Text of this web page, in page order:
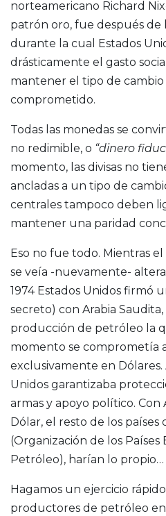
norteamericano Richard
patrón oro, fue después de
durante la cual Estados
drásticamente el gasto
mantener el tipo de cambio
comprometido.
Todas las monedas se
no redimible, o “dinero
momento, las divisas no
ancladas a un tipo de
centrales tampoco deben
mantener una paridad
Eso no fue todo. Mientras
se veía -nuevamente-
1974 Estados Unidos firmó
secreto) con Arabia
producción de petróleo la
momento se comprometía
exclusivamente en Dólares.
Unidos garantizaba
armas y apoyo político. Con
Dólar, el resto de los países
(Organización de los
Petróleo), harían lo propio…
Hagamos un ejercicio
productores de petróleo